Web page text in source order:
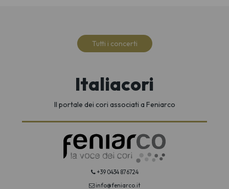
Tutti i concerti
Italiacori
Il portale dei cori associati a Feniarco
+39 0434 876724
info@feniarco.it